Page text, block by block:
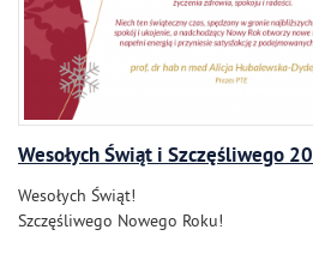
Wesołych Świąt i Szczęśliwego
Wesołych Świąt!
Szczęśliwego Nowego Roku!